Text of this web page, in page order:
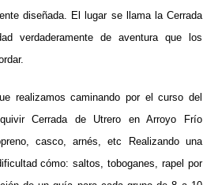
diseñada. El lugar se llama la Cerrada
verdaderamente de aventura que los
realizamos caminando por el curso del
Cerrada de Utrero en Arroyo Frío
casco, arnés, etc
Realizando una
cómo: saltos, toboganes, rapel por